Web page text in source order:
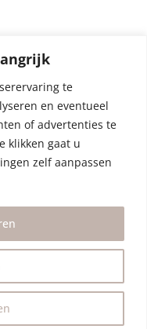
te
en eventueel
of advertenties te
klikken gaat u
zelf aanpassen